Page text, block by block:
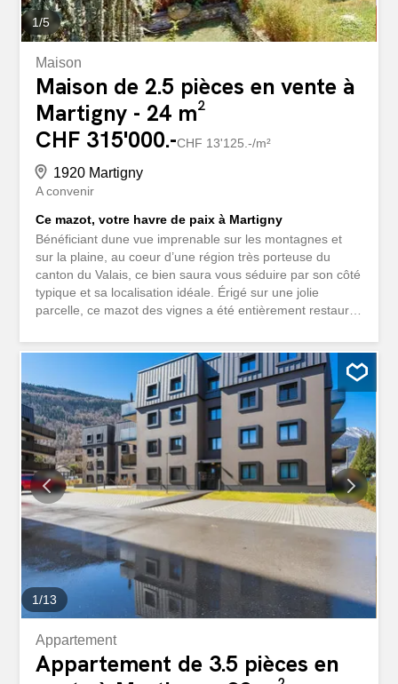
1/5
Maison
Maison de 2.5 pièces en vente à
Martigny - 24 m²
CHF 315'000.-CHF 13'125.-/m²
1920 Martigny
A convenir
Ce mazot, votre havre de paix à Martigny
Bénéficiant dune vue imprenable sur les montagnes et
sur la plaine, au coeur d’une région très porteuse du
canton du Valais, ce bien saura vous séduire par son côté
typique et sa localisation idéale. Érigé sur une jolie
parcelle, ce mazot des vignes a été entièrement restauré
passer de bons moments en toute convivialité dans une
atmosphère alliant le moderne au rustique. À l’abri des
regards et proche de toutes les commodités villageoises,
ce havre de paix vous permettra de vous ressourcer au
coeur des Alpes dans un lieu unique. Ce mazot est
habitable de suite et offre un excellent confort. Il se
compose dune pièce à vivre dotée d’une grande cuisine
équipée ainsi que dun espace nuit inférieur. Une salle de
douche avec WC a été conçue pour agrémenter
agréablement ce joli mazot. Un magnifique balcon bien
orienté vous permettra de prolonger vos journées et de
profiter de la vue avec vos amis durant...
1/13
Appartement
Appartement de 3.5 pièces en